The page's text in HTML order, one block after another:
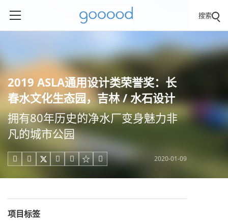
搜索
2019 ASLA通用设计类荣誉奖：长
春水文化生态园，吉林 / 水石设计
拥有80年历史的净水厂变身魅力非
凡的城市公园
     2020-01-09
项目标签